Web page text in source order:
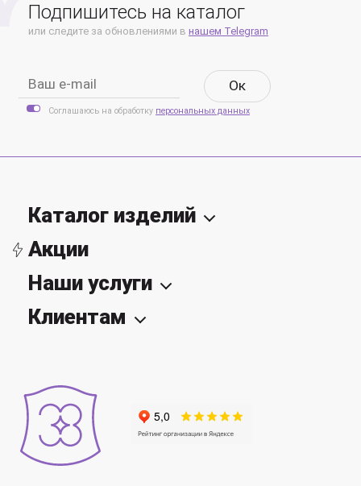
Подпишитесь на каталог
или следите за обновлениями в нашем Telegram
Oк
Соглашаюсь на обработку персональных данных
Каталог изделий
Акции
Наши услуги
Клиентам